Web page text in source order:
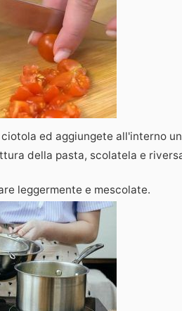
ed aggiungete all'interno
della pasta, scolatela e
leggermente e mescolate.